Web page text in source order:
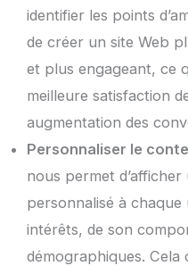
identifier les points
de créer un site Web
et plus engageant, ce
meilleure satisfaction
augmentation des
Personnaliser le
nous permet
personnalisé à
intérêts, de son
démographiques. Cela